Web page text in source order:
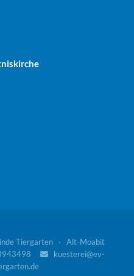
Tiergarten · Alt-Moabit

kuesterei@ev-